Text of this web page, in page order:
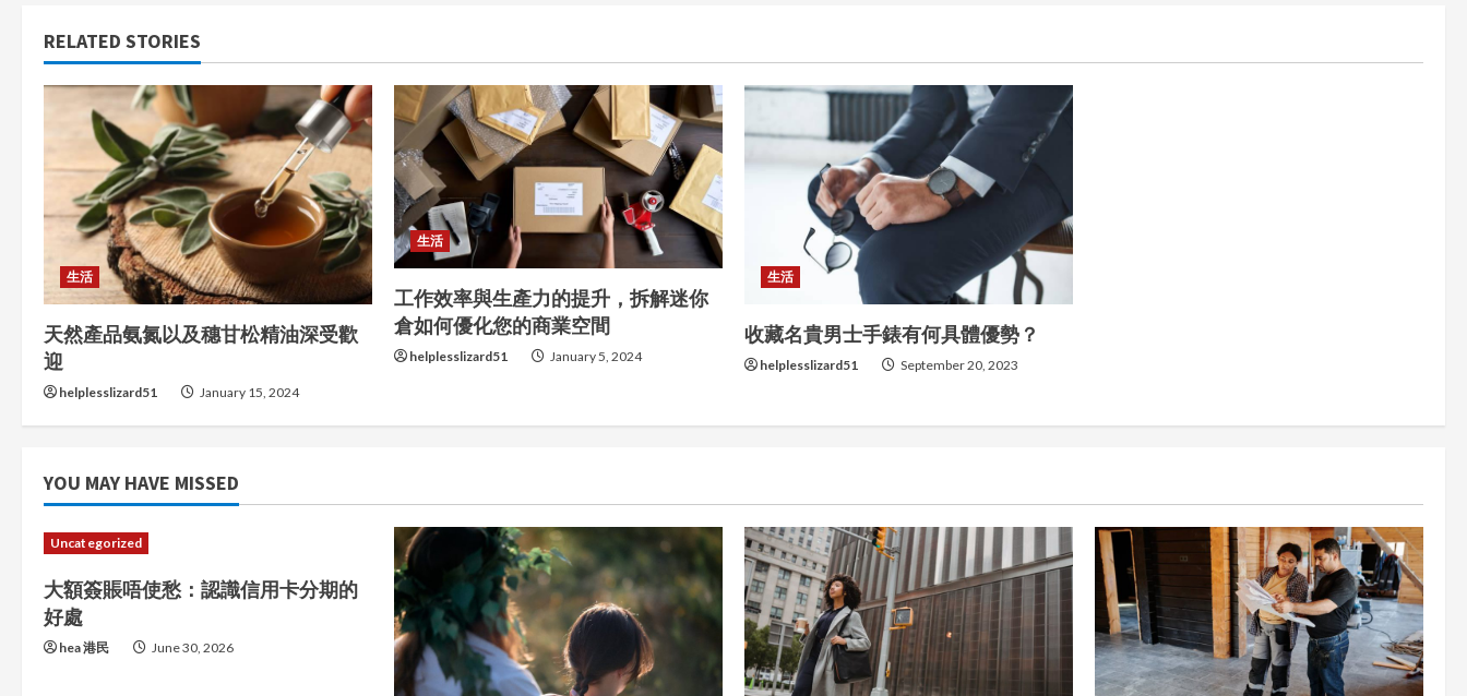
t
i
n
e
R
e
a
d
n
g
RELATED STORIES
生活
天然產品氨氮以及穗甘松精油深受歡
迎
helplesslizard51 January 15, 2024
生活
工作效率與生產力的提升，拆解迷你
倉如何優化您的商業空間
helplesslizard51 January 5, 2024
生活
收藏名貴男士手錶有何具體優勢？
helplesslizard51 September 20, 2023
YOU MAY HAVE MISSED
Uncategorized
大額簽賬唔使愁：認識信用卡分期的
好處
hea 港民 June 30, 2026